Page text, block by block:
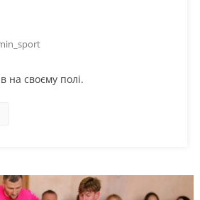
на своєму полі.